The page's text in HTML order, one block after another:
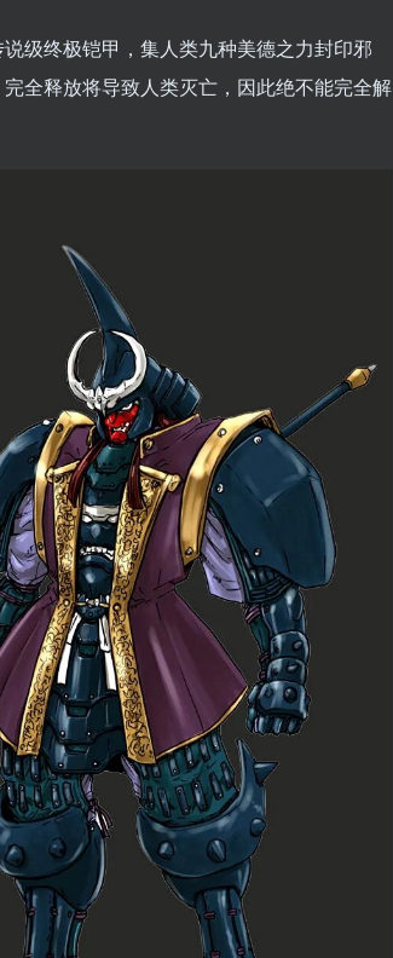
级终极铠甲，集人类九种美德之力封印邪
全释放将导致人类灭亡，因此绝不能完全解